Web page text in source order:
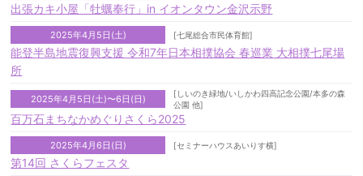
出張カキ小屋「牡蠣奉行」in イオンタウン金沢示野
2025年4月5日(土) [七尾総合市民体育館]
能登半島地震復興支援 令和7年日本相撲協会 春巡業 大相撲七尾場
所
2025年4月5日(土)〜6日(日)
[しいのき緑地/いしかわ四高記念公園/本多の森
公園 他]
百万石まちなかめぐりさくら2025
2025年4月6日(日) [セミナーハウスあいりす横]
第14回 さくらフェスタ